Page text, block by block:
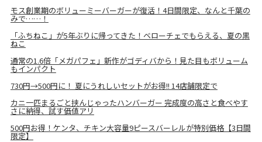
モス創業期のボリューミーバーガーが復活！4日間限定、なんと千葉の
みで……！
「ふちねこ」が5年ぶりに帰ってきた！ベローチェでもらえる、夏の黒
ねこ
通常の1.6倍「メガパフェ」新作がゴディバから！見た目もボリューム
もインパクト
730円→500円に！ 夏にうれしいセットがお得!! 14店舗限定で
カニ一匹まるごと挟んじゃったハンバーガー 完成度の高さと食べやす
さに納得、試す価値アリ
500円お得！ケンタ、チキン大容量9ピースバーレルが特別価格【3日間
限定】